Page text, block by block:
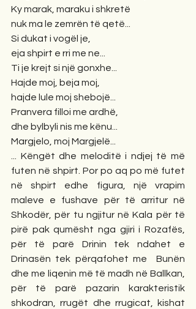
Ky marak, maraku i shkretë
nuk ma le zemrën të qetë...
Si dukat i vogël je,
eja shpirt e rri me ne...
Ti je krejt si një gonxhe...
Hajde moj, beja moj,
hajde lule moj shebojë...
Pranvera filloi me ardhë,
dhe bylbyli nis me kënu...
Margjelo, moj Margjelë...
... Këngët dhe meloditë i ndjej të më
futen në shpirt. Por po aq po më futet
në shpirt edhe figura, një vrapim
maleve e fushave për të arritur në
Shkodër, për tu ngjitur në Kala për të
pirë pak qumësht nga gjiri i Rozafës,
për të parë Drinin tek ndahet e
Drinasën tek përqafohet me  Bunën
dhe me liqenin më të madh në Ballkan,
për të parë pazarin karakteristik
shkodran, rrugët dhe rrugicat, kishat